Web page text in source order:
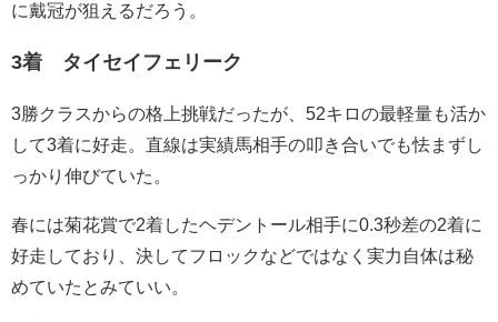
に戴冠が狙えるだろう。
3着 タイセイフェリーク
3勝クラスからの格上挑戦だったが、52キロの最軽量も活か
して3着に好走。直線は実績馬相手の叩き合いでも怯まずし
っかり伸びていた。
春には菊花賞で2着したヘデントール相手に0.3秒差の2着に
好走しており、決してフロックなどではなく実力自体は秘
めていたとみていい。